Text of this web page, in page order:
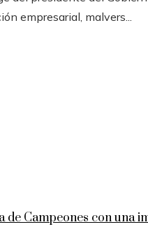
empresarial, malvers...
de Campeones con una